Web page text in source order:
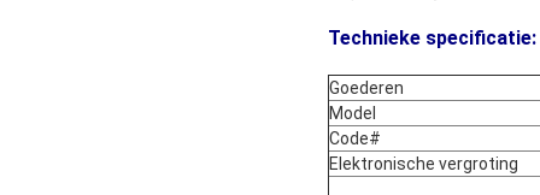
Technieke specificatie:
Goederen
Model
Code#
Elektronische vergroting